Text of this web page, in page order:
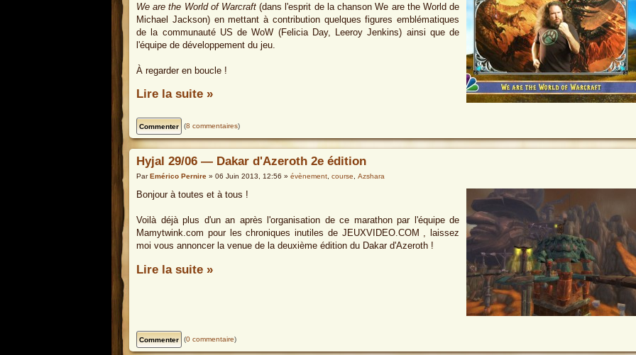
We are the World of Warcraft (dans l'esprit de la chanson We are the World de
Michael Jackson) en mettant à contribution quelques figures emblématiques
de la communauté US de WoW (Felicia Day, Leeroy Jenkins) ainsi que de
l'équipe de développement du jeu.
À regarder en boucle !
Lire la suite »
(8 commentaires)
Hyjal 29/06 — Dakar d'Azeroth 2e édition
ParEmérico Pernire » 06 Juin 2013, 12:56 » évènement course Azshara
Bonjour à toutes et à tous !
Voilà déjà plus d'un an après l'organisation de ce marathon par l'équipe de
Mamytwink.com pour les chroniques inutiles de JEUXVIDEO.COM , laissez
moi vous annoncer la venue de la deuxième édition du Dakar d'Azeroth !
Lire la suite »
(0 commentaire)